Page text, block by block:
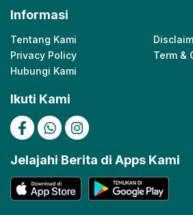
Informasi
Tentang Kami
Privacy Policy
Term &
Hubungi Kami
Ikuti Kami
Jelajahi Berita di Apps Kami